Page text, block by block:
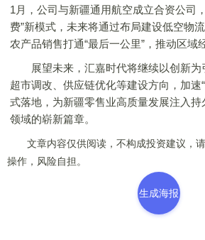
1月，公司与新疆通用航空成立合资公司
费”新模式，未来将通过布局建设低空物
农产品销售打通“最后一公里”，推动区域
展望未来，汇嘉时代将继续以创新为
超市调改、供应链优化等建设方向，加速
式落地，为新疆零售业高质量发展注入持
领域的崭新篇章。
文章内容仅供阅读，不构成投资建议，请
操作，风险自担。
生成海报